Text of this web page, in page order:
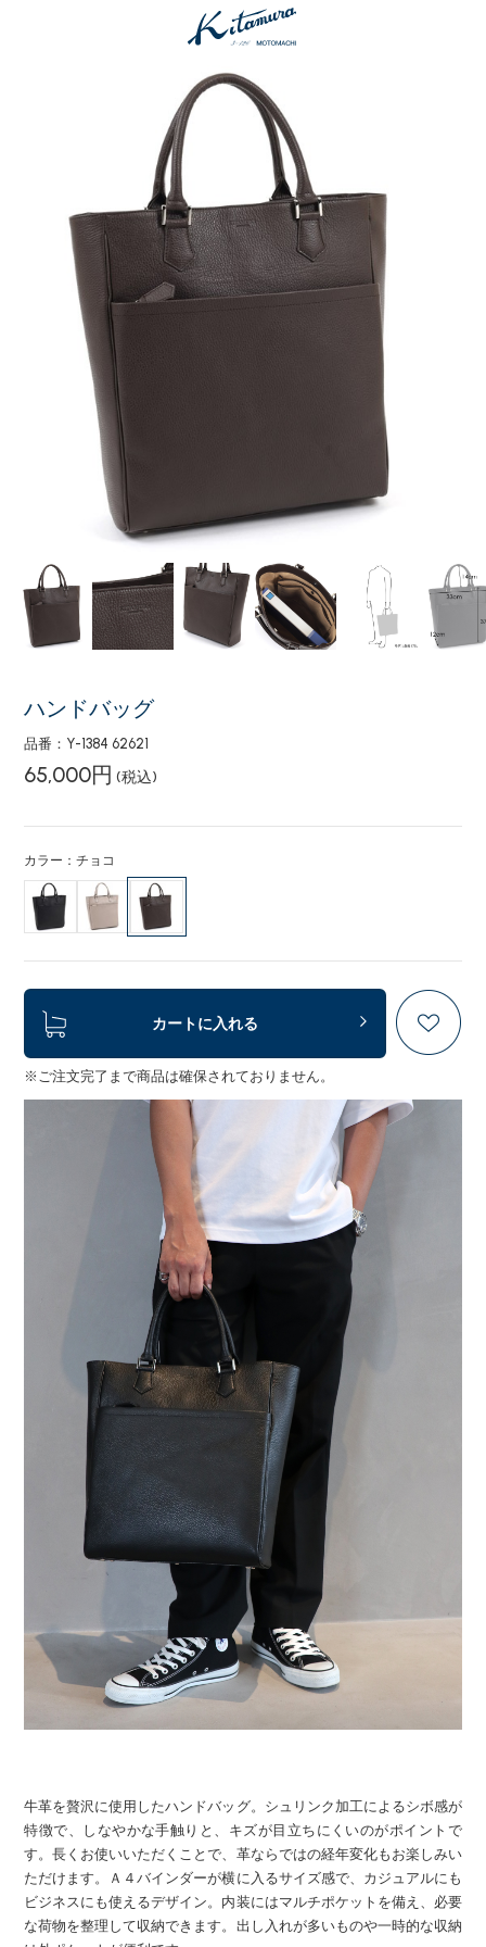
ハンドバッグ
品番：Y-1384 62621
65,000円 (税込)
カラー：チョコ
カートに入れる
※ご注文完了まで商品は確保されておりません。
牛革を贅沢に使用したハンドバッグ。シュリンク加工によるシボ感が
特徴で、しなやかな手触りと、キズが目立ちにくいのがポイントで
す。長くお使いいただくことで、革ならではの経年変化もお楽しみい
ただけます。Ａ４バインダーが横に入るサイズ感で、カジュアルにも
ビジネスにも使えるデザイン。内装にはマルチポケットを備え、必要
な荷物を整理して収納できます。出し入れが多いものや一時的な収納